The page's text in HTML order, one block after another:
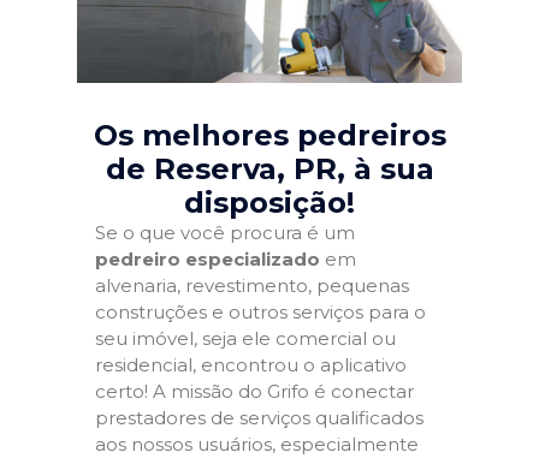
Os melhores pedreiros
de Reserva, PR, à sua
disposição!
Se o que você procura é um
pedreiro especializado em
alvenaria, revestimento, pequenas
construções e outros serviços para o
seu imóvel, seja ele comercial ou
residencial, encontrou o aplicativo
certo! A missão do Grifo é conectar
prestadores de serviços qualificados
aos nossos usuários, especialmente